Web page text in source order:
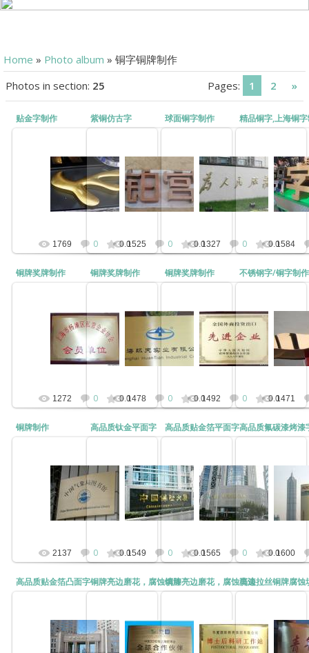
Home » Photo album » 铜字铜牌制作
Photos in section: 25 Pages: 1 2 »
贴金字制作
2012-03-12
贴金字
kunny
1769 0 0.0
紫铜仿古字
2012-03-12
紫铜仿古字
kunny
1525 0 0.0
球面铜字制作
2012-03-12
球面铜字
kunny
1327 0 0.0
精品铜字,上海铜
精品铜字,上海铜
1584
铜牌奖牌制作
2012-03-02
铜牌奖牌
kunny
1272 0 0.0
铜牌奖牌制作
2012-03-02
铜牌奖牌
kunny
1478 0 0.0
铜牌奖牌制作
2012-03-02
铜牌奖牌
kunny
1492 0 0.0
不锈钢字/铜字制作
不锈
1471
铜牌制作
2012-03-01
铜牌制作
kunny
2137 0 0.0
高品质钛金平面字
2012-02-11
高品质钛金平面字
kunny
1549 0 0.0
高品质贴金箔平面字
2012-02-11
高品质贴金箔平面字
kunny
1565 0 0.0
高品质氟碳漆烤漆
高品质
1600
高品质贴金箔凸面字
2012-02-11
高品质贴金箔凸面字
铜牌亮边磨花，腐蚀填漆
2012-02-10
铜牌亮边磨花，腐蚀填漆
铜牌亮边磨花，腐蚀填漆
2012-02-10
铜牌亮边磨花，腐蚀填漆
亮边拉丝铜牌腐蚀
亮边拉丝